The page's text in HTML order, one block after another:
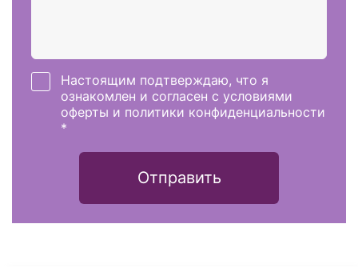
Настоящим подтверждаю, что я
ознакомлен и согласен с условиями
оферты и политики конфиденциальности
*
Отправить